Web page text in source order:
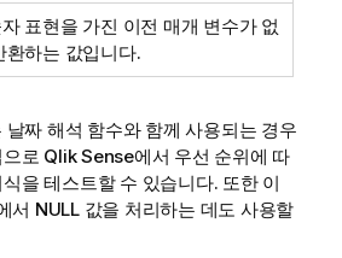
표현을 가진 이전 매개 변수가 없
환하는 값입니다.
날짜 해석 함수와 함께 사용되는 경우
로 Qlik Sense에서 우선 순위에 따
을 테스트할 수 있습니다. 또한 이
서 NULL값을 처리하는 데도 사용할